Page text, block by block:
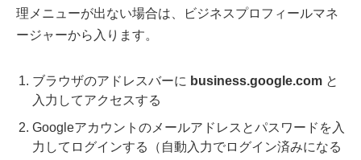
理メニューが出ない場合は、ビジネスプロフィールマネ
ージャーから入ります。
ブラウザのアドレスバーに business.google.com と
入力してアクセスする
Googleアカウントのメールアドレスとパスワードを入
力してログインする（自動入力でログイン済みになる